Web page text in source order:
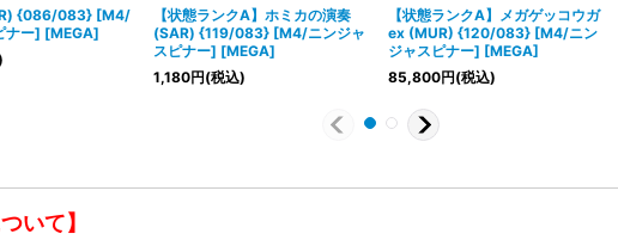
{086/083} [M4/
ナー] [MEGA]
【状態ランクA】ホミカの演奏
(SAR) {119/083} [M4/ニンジャ
スピナー] [MEGA]
1,180円(税込)
【状態ランクA】メガゲッコウガ
ex (MUR) {120/083} [M4/ニン
ジャスピナー] [MEGA]
85,800円(税込)
いて】